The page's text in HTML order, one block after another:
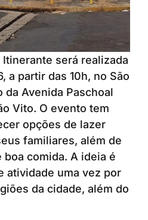
Itinerante será realizada
a partir das 10h, no São
Avenida Paschoal
Vito. O evento tem
opções de lazer
familiares, além de
comida. A ideia é
atividade uma vez por
da cidade, além do